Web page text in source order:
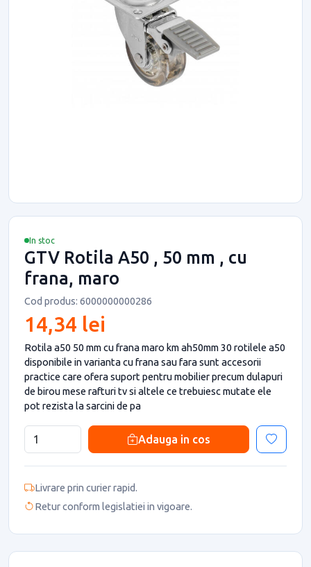
In stoc
GTV Rotila A50 , 50 mm , cu
frana, maro
Cod produs: 6000000000286
14,34 lei
Rotila a50 50 mm cu frana maro km ah50mm 30 rotilele a50
disponibile in varianta cu frana sau fara sunt accesorii
practice care ofera suport pentru mobilier precum dulapuri
de birou mese rafturi tv si altele ce trebuiesc mutate ele
pot rezista la sarcini de pa
Adauga in cos
Livrare prin curier rapid.
Retur conform legislatiei in vigoare.